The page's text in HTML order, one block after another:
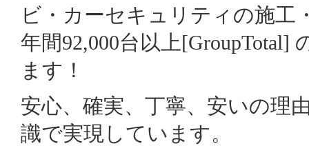
ビ・カーセキュリティの施工
年間92,000台以上[GroupTotal]
ます！
安心、確実、丁寧、安いの理
識で実現しています。